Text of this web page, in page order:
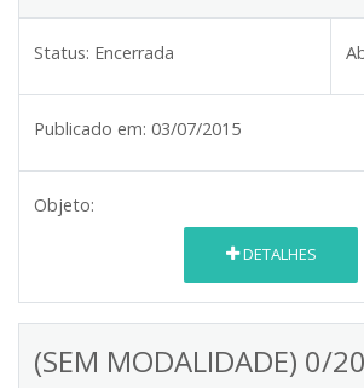
Status: Encerrada
Publicado em: 03/07/2015
Objeto:
DETALHES
(SEM MODALIDADE) 0/